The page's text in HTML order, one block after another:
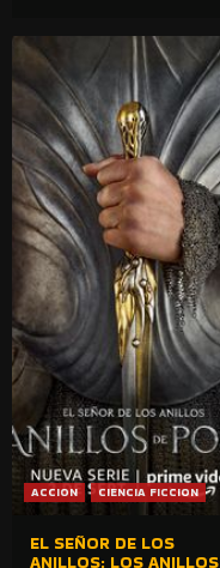
ACCION CIENCIA FICCION
EL SEÑOR DE LOS
ANILLOS: LOS ANILLOS